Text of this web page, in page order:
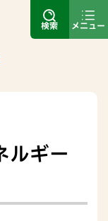
検索 メニュー
ルギー